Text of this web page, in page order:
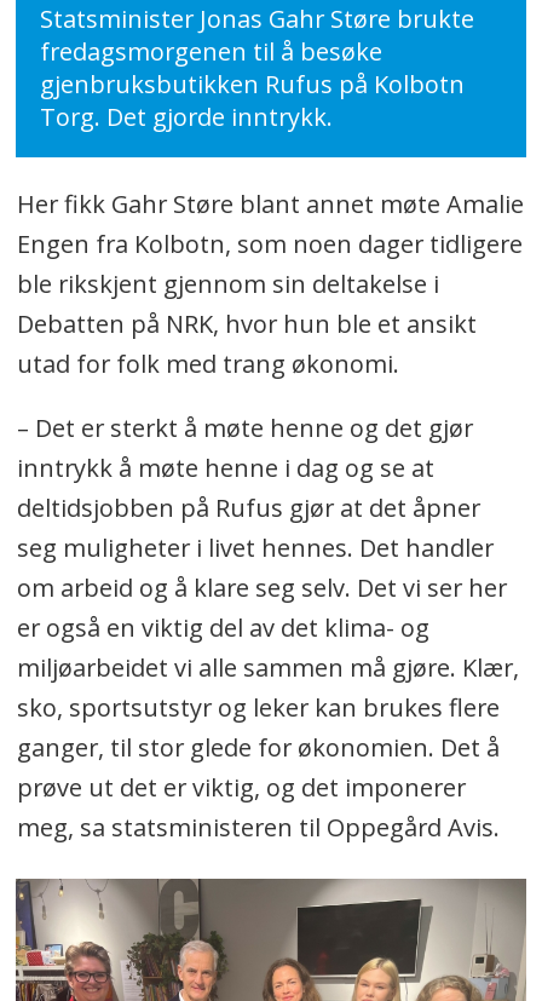
Statsminister Jonas Gahr Støre brukte
fredagsmorgenen til å besøke
gjenbruksbutikken Rufus på Kolbotn
Torg. Det gjorde inntrykk.
Her fikk Gahr Støre blant annet møte Amalie
Engen fra Kolbotn, som noen dager tidligere
ble rikskjent gjennom sin deltakelse i
Debatten på NRK, hvor hun ble et ansikt
utad for folk med trang økonomi.
– Det er sterkt å møte henne og det gjør
inntrykk å møte henne i dag og se at
deltidsjobben på Rufus gjør at det åpner
seg muligheter i livet hennes. Det handler
om arbeid og å klare seg selv. Det vi ser her
er også en viktig del av det klima- og
miljøarbeidet vi alle sammen må gjøre. Klær,
sko, sportsutstyr og leker kan brukes flere
ganger, til stor glede for økonomien. Det å
prøve ut det er viktig, og det imponerer
meg, sa statsministeren til Oppegård Avis.